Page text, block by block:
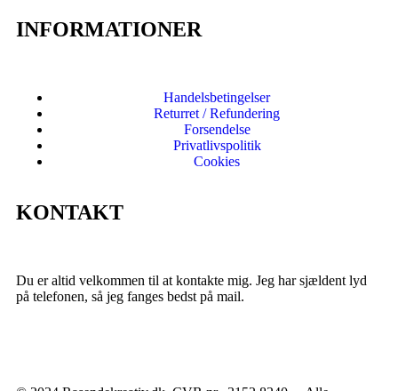
INFORMATIONER
Handelsbetingelser
Returret / Refundering
Forsendelse
Privatlivspolitik
Cookies
KONTAKT
Du er altid velkommen til at kontakte mig. Jeg har sjældent lyd
på telefonen, så jeg fanges bedst på mail.